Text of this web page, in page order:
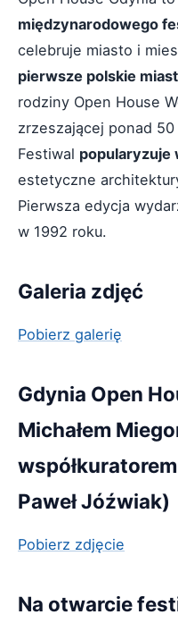
międzynarodowego
celebruje miasto i
pierwsze polskie
rodziny Open House
zrzeszającej ponad 50
Festiwal popularyzuje
estetyczne
Pierwsza edycja
w 1992 roku.
Galeria zdjęć
Pobierz galerię
Gdynia Open
Michałem
Paweł Jóźwiak)
Pobierz zdjęcie
Na otwarcie